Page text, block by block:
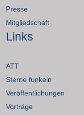
Presse
Mitgliedschaft
Links
ATT
Sterne funkeln
Veröffentlichungen
Vorträge